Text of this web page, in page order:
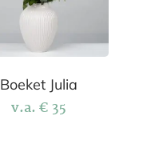
Boeket Julia
v.a.€35